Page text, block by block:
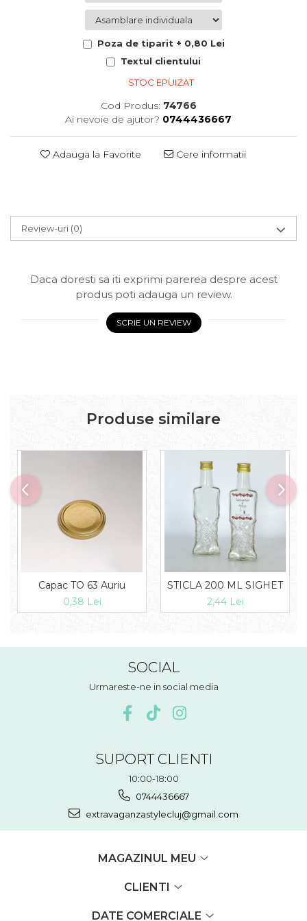
Poza de tiparit + 0,80 Lei
Textul clientului
STOC EPUIZAT
Cod Produs: 74766
Ai nevoie de ajutor? 0744436667
Adauga la Favorite Cere informatii
Review-uri (0)
Daca doresti sa iti exprimi parerea despre acest
produs poti adauga un review.
SCRIE UN REVIEW
Produse similare
Capac TO 63 Auriu
0,38 Lei
STICLA 200 ML SIGHET
2,44 Lei
SOCIAL
Urmareste-ne in social media
SUPORT CLIENTI
10:00-18:00
0744436667
extravaganzastylecluj@gmail.com
MAGAZINUL MEU
CLIENTI
DATE COMERCIALE